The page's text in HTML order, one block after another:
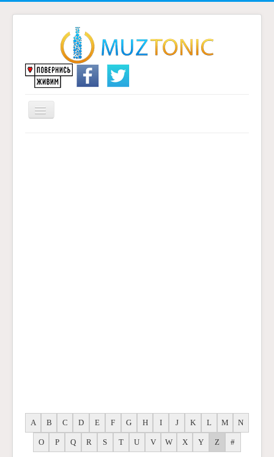
Перемикач
навігації
A B C D E F G H I J K L M N
O P Q R S T U V W X Y Z #